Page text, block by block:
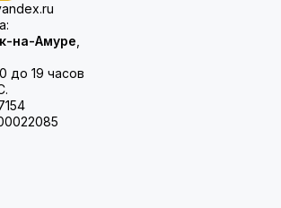
на-Амуре
до 19 часов